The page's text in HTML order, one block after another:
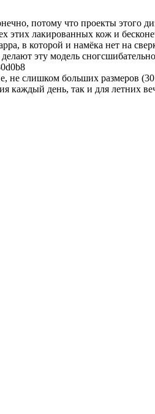
потому что проекты этого
этих лакированных кож и
в которой и намёка нет на
эту модель
слишком больших размеров
каждый день, так и для летних